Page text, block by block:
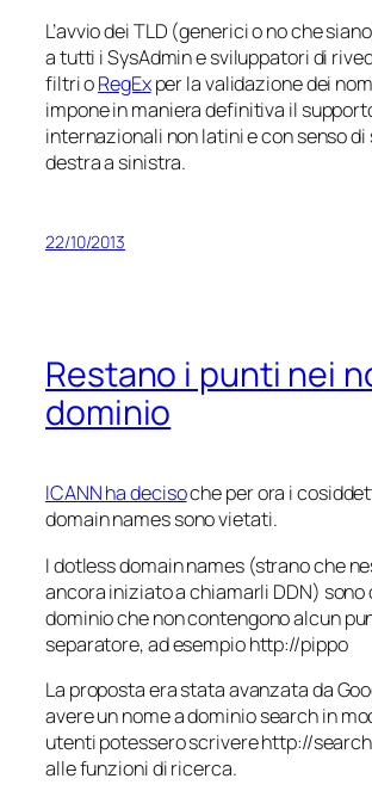
L’avvio dei TLD (generici o no che
a tutti i SysAdmin e sviluppatori di
filtri oRegExper la validazione dei
impone in maniera definitiva il
internazionali non latini e con senso
destra a sinistra.
22/10/2013
Restano i punti nei
dominio
ICANN ha decisoche per ora i
domain namessono vietati.
Idotless domain names(strano che
ancora iniziato a chiamarli DDN) sono
dominio che non contengono alcun
separatore, ad esempio http://pippo
La proposta era stata avanzata da
avere un nome a dominiosearchin
utenti potessero scrivere http://
alle funzioni di ricerca.